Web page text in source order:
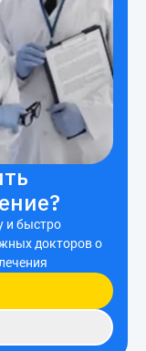
и быстро
докторов о